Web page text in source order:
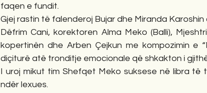
faqen e fundit.
Gjej rastin të falenderoj Bujar dhe Miranda
Dëfrim Cani, korektoren Alma Meko (Balli),
kopertinën dhe Arben Çejkun me kompozimin e
diçiturë atë tronditje emocionale që shkakton i
I uroj mikut tim Shefqet Meko suksese në libra
ndër lexues.